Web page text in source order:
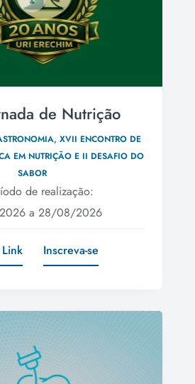
de Nutrição
XVII ENCONTRO DE
EM NUTRIÇÃO E II DESAFIO DO
SABOR
de realização:
a 28/08/2026
Inscreva-se